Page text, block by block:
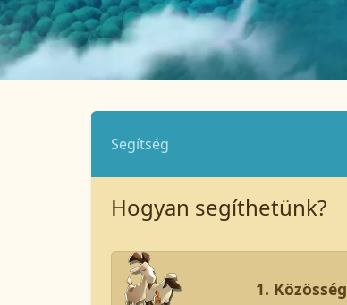
Segítség
Hogyan segíthetünk?
1. Közösség